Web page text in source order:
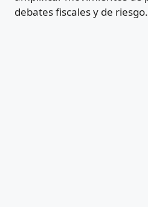
debates fiscales y de riesgo.